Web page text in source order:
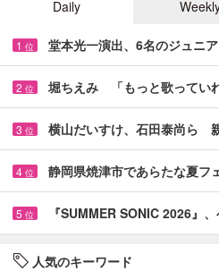
Daily
1 位 堂本光一演出、6名のジュニ
2 位 堀ちえみ 「もっと歌ってい
3 位 横山だいすけ、石田泰尚ら
4 位 静岡県焼津市であらたな夏
5 位 『SUMMER SONIC 2026』
人気のキーワード